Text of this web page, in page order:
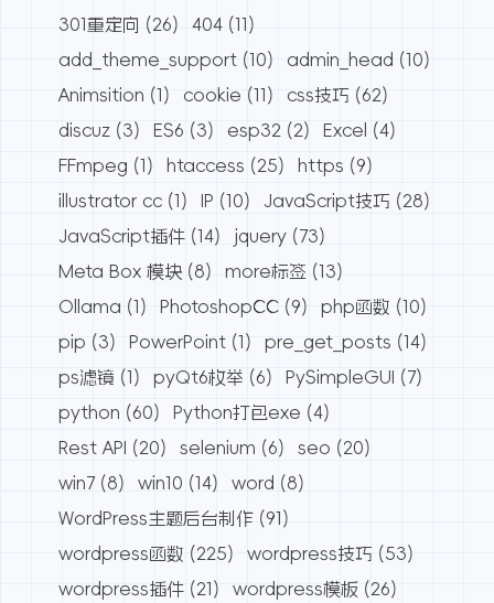
301重定向 (26) 404 (11)
add_theme_support (10) admin_head (10)
Animsition (1) cookie (11) css技巧 (62)
discuz (3) ES6 (3) esp32 (2) Excel
(4)
FFmpeg (1) htaccess (25) https (9)
illustrator cc (1) IP (10) JavaScript技巧 (28)
JavaScript插件 (14) jquery (73)
Meta Box 模块 (8) more标签 (13)
Ollama (1) PhotoshopCC (9) php函数 (10)
pip (3) PowerPoint (1) pre_get_posts (14)
ps滤镜 (1) pyQt6枚举 (6) PySimpleGUI
(7)
python (60) Python打包exe (4)
Rest API
(20) selenium (6) seo (20)
win7 (8) win10 (14) word (8)
WordPress主题后台制作 (91)
wordpress函数 (225) wordpress技巧 (53)
wordpress插件 (21) wordpress模板 (26)